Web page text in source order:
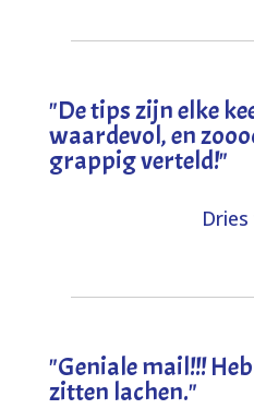
"De tips zijn elke
waardevol, en
grappig verteld!"
"Geniale mail!!!
zitten lachen."